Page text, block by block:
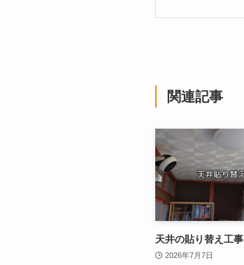
関連記事
天井の貼り替え工事
2026年7月7日